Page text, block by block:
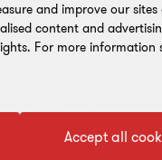
and improve our
content and
For more information
Accept all